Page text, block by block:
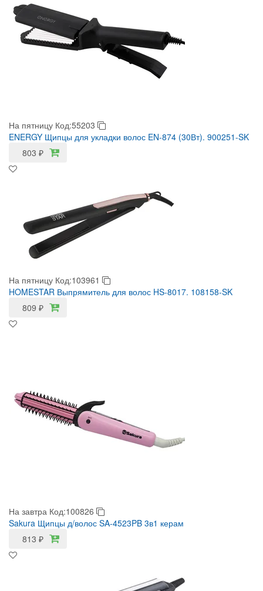
На пятницу Код:55203
ENERGY Щипцы для укладки волос EN-874 (30Вт). 900251-SK
803 ₽
На пятницу Код:103961
HOMESTAR Выпрямитель для волос HS-8017. 108158-SK
809 ₽
На завтра Код:100826
Sakura Щипцы д/волос SA-4523PB 3в1 керам
813 ₽